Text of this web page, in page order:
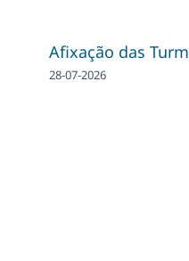
Afixação das
28-07-2026